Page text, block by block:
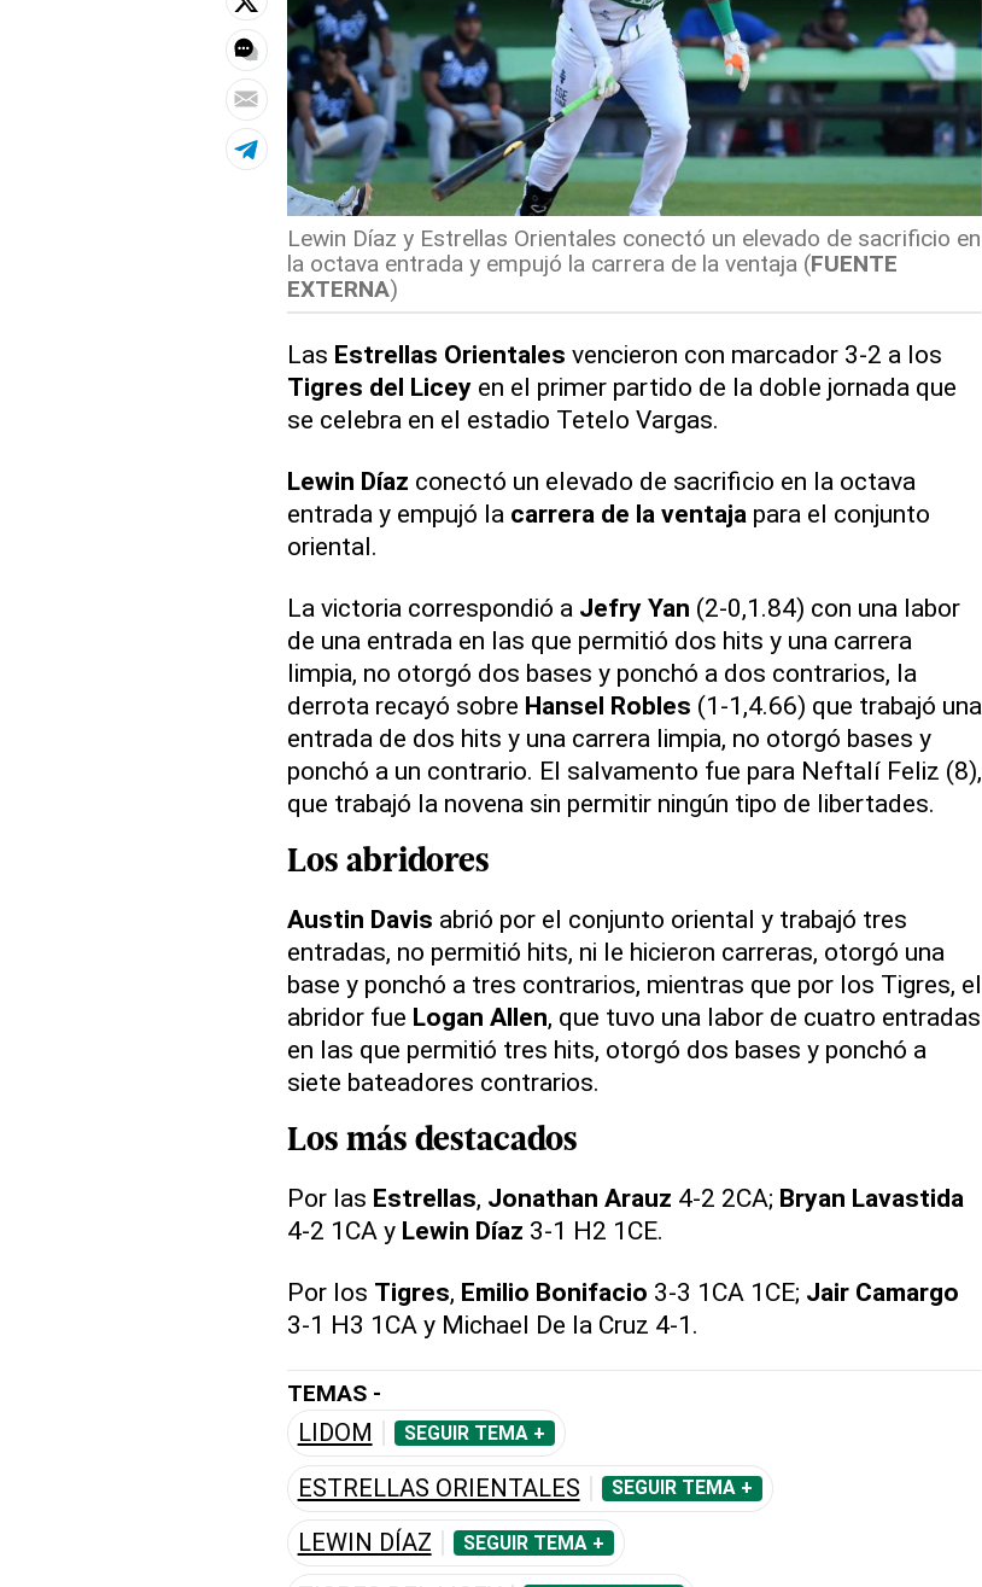
Lewin Díaz y Estrellas Orientales conectó un elevado de sacrificio en
la octava entrada y empujó la carrera de la ventaja (FUENTE
EXTERNA)
Las Estrellas Orientales vencieron con marcador 3-2 a los
Tigres del Liceyen el primer partido de la doble jornada que
se celebra en el estadio Tetelo Vargas.
Lewin Díaz conectó un elevado de sacrificio en la octava
entrada y empujó la carrera de la ventaja para el conjunto
oriental.
La victoria correspondió a Jefry Yan (2-0,1.84) con una labor
de una entrada en las que permitió dos hits y una carrera
limpia, no otorgó dos bases y ponchó a dos contrarios, la
derrota recayó sobre Hansel Robles (1-1,4.66) que trabajó una
entrada de dos hits y una carrera limpia, no otorgó bases y
ponchó a un contrario. El salvamento fue para Neftalí Feliz (8),
que trabajó la novena sin permitir ningún tipo de libertades.
Los abridores
Austin Davis abrió por el conjunto oriental y trabajó tres
entradas, no permitió hits, ni le hicieron carreras, otorgó una
base y ponchó a tres contrarios, mientras que por los Tigres, el
abridor fue Logan Allen, que tuvo una labor de cuatro entradas
en las que permitió tres hits, otorgó dos bases y ponchó a
siete bateadores contrarios.
Los más destacados
Por las Estrellas, Jonathan Arauz 4-2 2CA; Bryan Lavastida
4-2 1CA y Lewin Díaz 3-1 H2 1CE.
Por los Tigres, Emilio Bonifacio 3-3 1CA 1CE; Jair Camargo
3-1 H3 1CA y Michael De la Cruz 4-1.
TEMAS -
LIDOM SEGUIR TEMA +
ESTRELLAS ORIENTALES SEGUIR TEMA +
LEWIN DÍAZ SEGUIR TEMA +